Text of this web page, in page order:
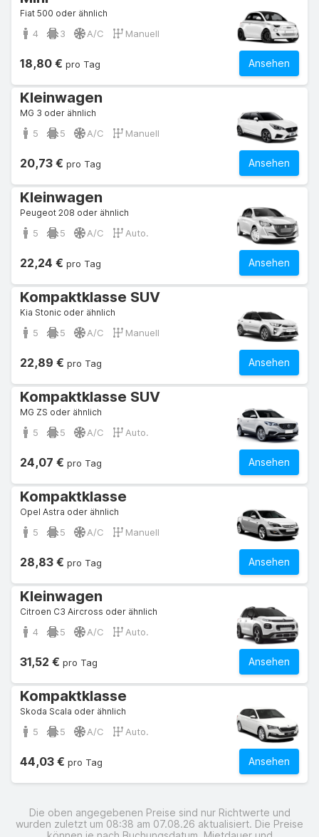
Fiat 500 oder ähnlich
4 3 A/C Manuell
Ansehen
18,80 € pro Tag
Kleinwagen
MG 3 oder ähnlich
5 5 A/C Manuell
Ansehen
20,73 € pro Tag
Kleinwagen
Peugeot 208 oder ähnlich
5 5 A/C Auto.
Ansehen
22,24 € pro Tag
Kompaktklasse SUV
Kia Stonic oder ähnlich
5 5 A/C Manuell
Ansehen
22,89 € pro Tag
Kompaktklasse SUV
MG ZS oder ähnlich
5 5 A/C Auto.
Ansehen
24,07 € pro Tag
Kompaktklasse
Opel Astra oder ähnlich
5 5 A/C Manuell
Ansehen
28,83 € pro Tag
Kleinwagen
Citroen C3 Aircross oder ähnlich
4 5 A/C Auto.
Ansehen
31,52 € pro Tag
Kompaktklasse
Skoda Scala oder ähnlich
5 5 A/C Auto.
Ansehen
44,03 € pro Tag
Die oben angegebenen Preise sind nur Richtwerte und
wurden zuletzt um 08:38 am 07.08.26 aktualisiert. Die Preise